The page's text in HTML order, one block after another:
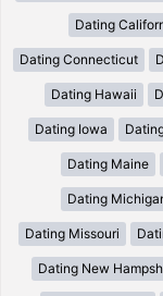
Dating
Dating Connecticut
Dating Hawaii
Dating Iowa
Dating Maine
Dating
Dating Missouri
Dating New